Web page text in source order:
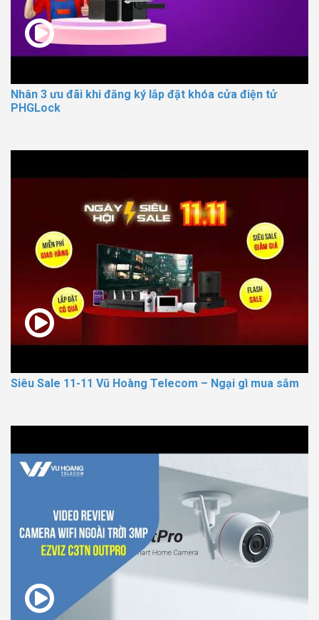
Nhân 3 ưu đãi khi đăng ký lắp đặt khóa cửa điện tử
PHGLock
Siêu Sale 11-11 Vũ Hoàng Telecom – Ngại gì mua sắm